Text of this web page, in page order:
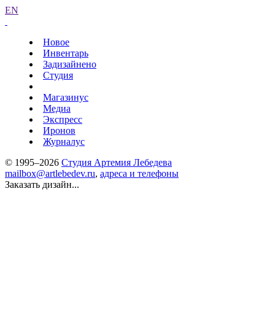
EN
Новое
Инвентарь
Задизайнено
Студия
Магазинус
Медиа
Экспресс
Иронов
Журналус
© 1995–2026 Студия Артемия Лебедева
mailbox@artlebedev.ru, адреса и телефоны
Заказать дизайн...